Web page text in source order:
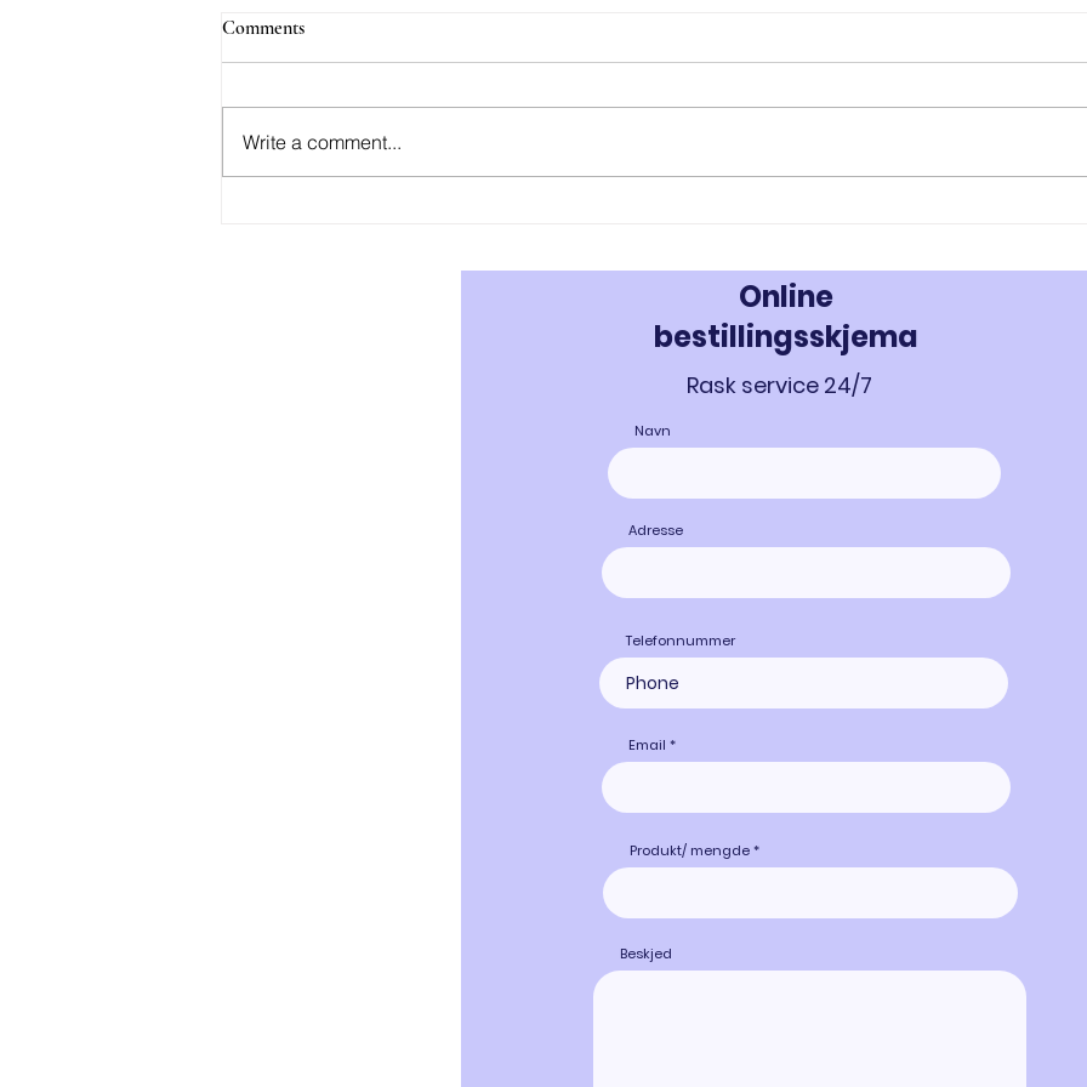
Kjøp AOD-9604 i Norge
Kjøp Testolone i Norge
677 i
Comments
Write a comment...
Online
bestillingsskjema
Rask service 24/7
Navn
Adresse
Telefonnummer
Email
Produkt/ mengde
Beskjed